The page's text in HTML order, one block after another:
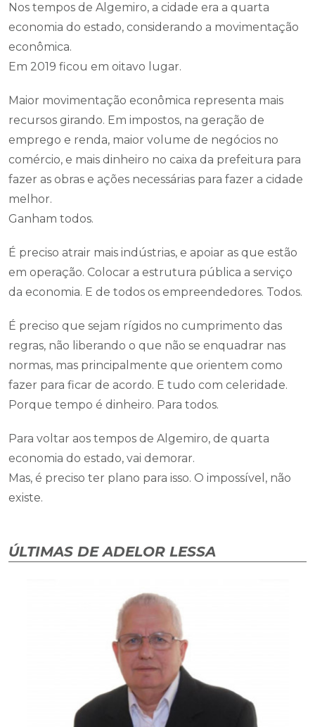
Nos tempos de Algemiro, a cidade era a quarta
economia do estado, considerando a movimentação
econômica.
Em 2019 ficou em oitavo lugar.
Maior movimentação econômica representa mais
recursos girando. Em impostos, na geração de
emprego e renda, maior volume de negócios no
comércio, e mais dinheiro no caixa da prefeitura para
fazer as obras e ações necessárias para fazer a cidade
melhor.
Ganham todos.
É preciso atrair mais indústrias, e apoiar as que estão
em operação. Colocar a estrutura pública a serviço
da economia. E de todos os empreendedores. Todos.
É preciso que sejam rígidos no cumprimento das
regras, não liberando o que não se enquadrar nas
normas, mas principalmente que orientem como
fazer para ficar de acordo. E tudo com celeridade.
Porque tempo é dinheiro. Para todos.
Para voltar aos tempos de Algemiro, de quarta
economia do estado, vai demorar.
Mas, é preciso ter plano para isso. O impossível, não
existe.
ÚLTIMAS DE ADELOR LESSA